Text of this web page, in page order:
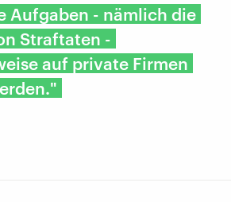
Aufgaben - nämlich die
Straftaten -
auf private Firmen